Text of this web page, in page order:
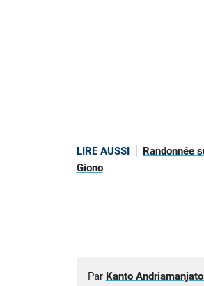
LIRE AUSSI
Randonnée
Giono
Par Kanto